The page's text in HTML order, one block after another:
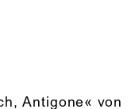
Antigone« von